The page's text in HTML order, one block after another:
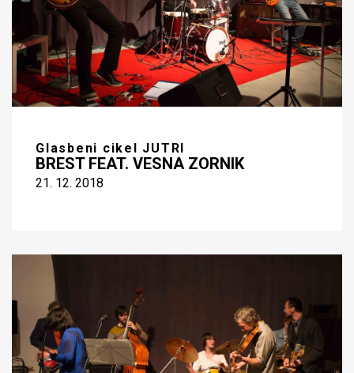
Glasbeni cikel JUTRI
BREST FEAT. VESNA ZORNIK
21. 12. 2018